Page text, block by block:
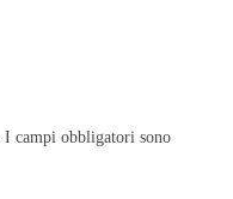
I campi obbligatori sono